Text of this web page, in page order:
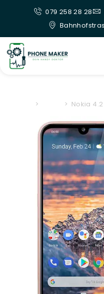
079 258 28 28
> > Nokia 4.2